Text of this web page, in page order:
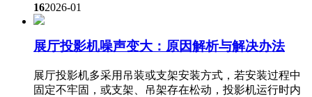
162026-01
展厅投影机噪声变大：原因解析与解决办法
展厅投影机多采用吊装或支架安装方式，若安装过程中
固定不牢固，或支架、吊架存在松动，投影机运行时内